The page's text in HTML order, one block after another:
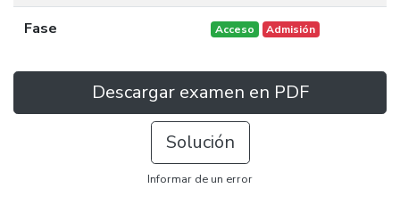
Fase Acceso Admisión
Descargar examen en PDF
Solución
Informar de un error